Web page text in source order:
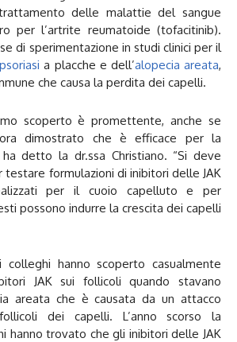
delle malattie del sangue
per l’artrite reumatoide (tofacitinib).
di sperimentazione in studi clinici per il
psoriasi a placche e dell’alopecia areata,
che causa la perdita dei capelli.
scoperto è promettente, anche se
dimostrato che è efficace per la
ha detto la dr.ssa Christiano. “Si deve
testare formulazioni di inibitori delle JAK
per il cuoio capelluto e per
possono indurre la crescita dei capelli
colleghi hanno scoperto casualmente
JAK sui follicoli quando stavano
areata che è causata da un attacco
dei capelli. L’anno scorso la
hanno trovato che gli inibitori delle JAK